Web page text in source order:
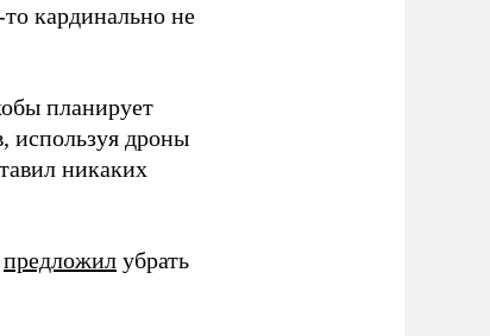
кардинально не
планирует
используя дроны
никаких
предложил убрать